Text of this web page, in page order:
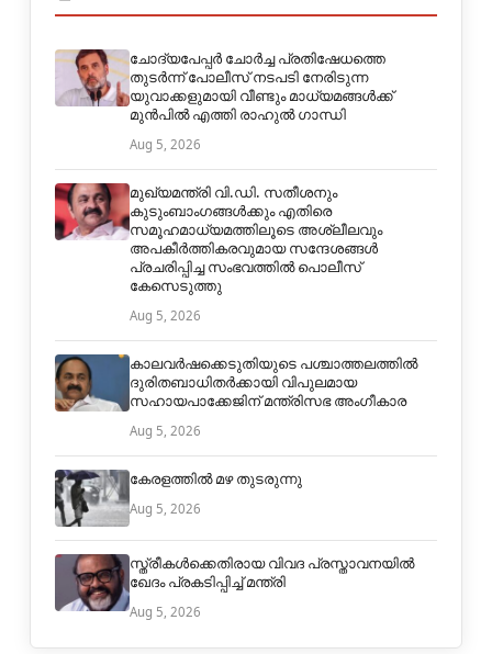
ചോദ്യപേപ്പർ ചോർച്ച പ്രതിഷേധത്തെ
തുടർന്ന് പോലീസ് നടപടി നേരിടുന്ന
യുവാക്കളുമായി വീണ്ടും മാധ്യമങ്ങൾക്ക്
മുൻപിൽ എത്തി രാഹുൽ ഗാന്ധി
Aug 5, 2026
മുഖ്യമന്ത്രി വി.ഡി. സതീശനും
കുടുംബാംഗങ്ങൾക്കും എതിരെ
സമൂഹമാധ്യമത്തിലൂടെ അശ്ലീലവും
അപകീർത്തികരവുമായ സന്ദേശങ്ങൾ
പ്രചരിപ്പിച്ച സംഭവത്തിൽ പൊലീസ്
കേസെടുത്തു
Aug 5, 2026
കാലവർഷക്കെടുതിയുടെ പശ്ചാത്തലത്തിൽ
ദുരിതബാധിതർക്കായി വിപുലമായ
സഹായപാക്കേജിന് മന്ത്രിസഭ അംഗീകാര
Aug 5, 2026
കേരളത്തിൽ മഴ തുടരുന്നു
Aug 5, 2026
സ്ത്രീകള്‍ക്കെതിരായ വിവദ പ്രസ്താവനയില്‍
ഖേദം പ്രകടിപ്പിച്ച് മന്ത്രി
Aug 5, 2026